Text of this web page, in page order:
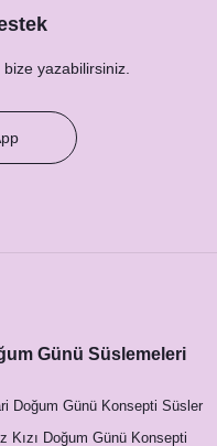
yazabilirsiniz.
Günü Süslemeleri
Doğum Günü Konsepti Süsler
Kızı Doğum Günü Konsepti